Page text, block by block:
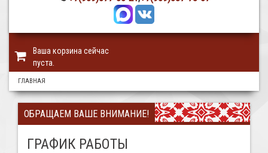
Ваша корзина сейчас
пуста.
ГЛАВНАЯ
ОБРАЩАЕМ ВАШЕ ВНИМАНИЕ!
ГРАФИК РАБОТЫ